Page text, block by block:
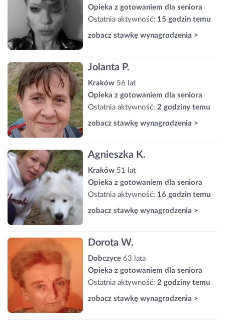
Opieka z gotowaniem dla seniora
Ostatnia aktywność: 15 godzin temu
zobacz stawkę wynagrodzenia >
Jolanta P.
Kraków 56 lat
Opieka z gotowaniem dla seniora
Ostatnia aktywność: 2 godziny temu
zobacz stawkę wynagrodzenia >
Agnieszka K.
Kraków 51 lat
Opieka z gotowaniem dla seniora
Ostatnia aktywność: 16 godzin temu
zobacz stawkę wynagrodzenia >
Dorota W.
Dobczyce 63 lata
Opieka z gotowaniem dla seniora
Ostatnia aktywność: 2 godziny temu
zobacz stawkę wynagrodzenia >